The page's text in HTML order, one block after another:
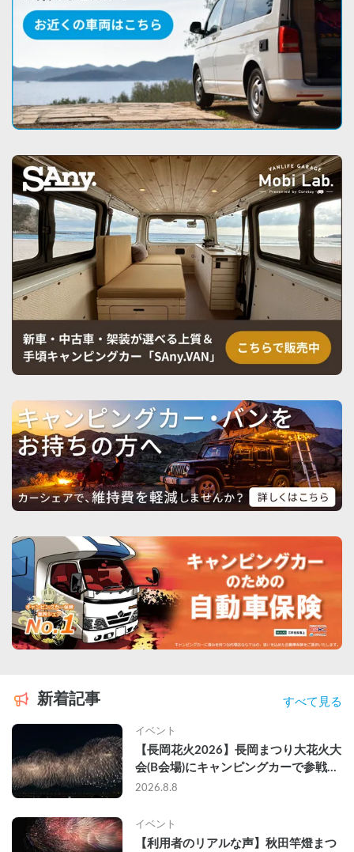
新着記事 すべて見る
イベント
【長岡花火2026】長岡まつり大花火大
会(B会場)にキャンピングカーで参戦し
て、長岡駅前で車中泊してきた
2026.8.8
イベント
【利用者のリアルな声】秋田竿燈まつ